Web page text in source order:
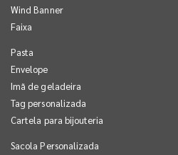
Wind Banner
Faixa
Pasta
Envelope
Imã de geladeira
Tag personalizada
Cartela para bijouteria
Sacola Personalizada